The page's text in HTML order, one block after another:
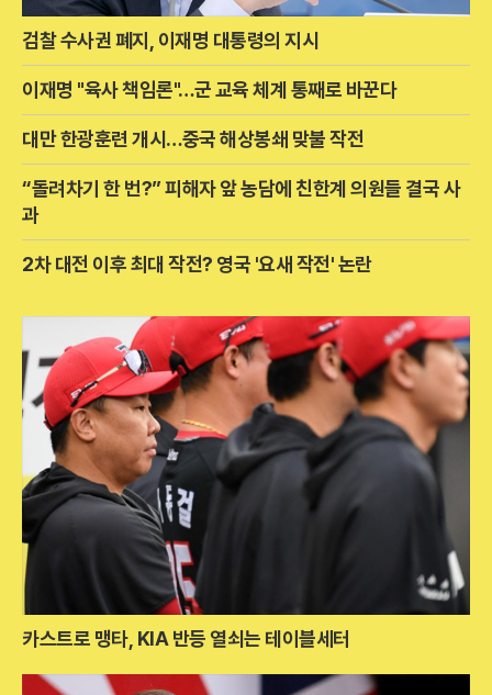
검찰 수사권 폐지, 이재명 대통령의 지시
이재명 "육사 책임론"…군 교육 체계 통째로 바꾼다
대만 한광훈련 개시…중국 해상봉쇄 맞불 작전
“돌려차기 한 번?” 피해자 앞 농담에 친한계 의원들 결국 사
과
2차 대전 이후 최대 작전? 영국 '요새 작전' 논란
카스트로 맹타, KIA 반등 열쇠는 테이블세터